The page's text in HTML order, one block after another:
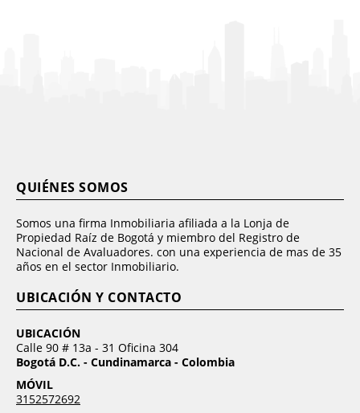
QUIÉNES SOMOS
Somos una firma Inmobiliaria afiliada a la Lonja de
Propiedad Raíz de Bogotá y miembro del Registro de
Nacional de Avaluadores. con una experiencia de mas de 35
años en el sector Inmobiliario.
UBICACIÓN Y CONTACTO
UBICACIÓN
Calle 90 # 13a - 31 Oficina 304
Bogotá D.C. - Cundinamarca - Colombia
MÓVIL
3152572692